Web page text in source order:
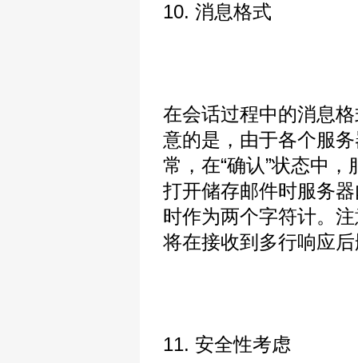
10. 消息格式
在会话过程中的消息
意的是，由于各个服
常，在“确认”状态中
打开储存邮件时服务
时作为两个字符计。
将在接收到多行响应
11. 安全性考虑